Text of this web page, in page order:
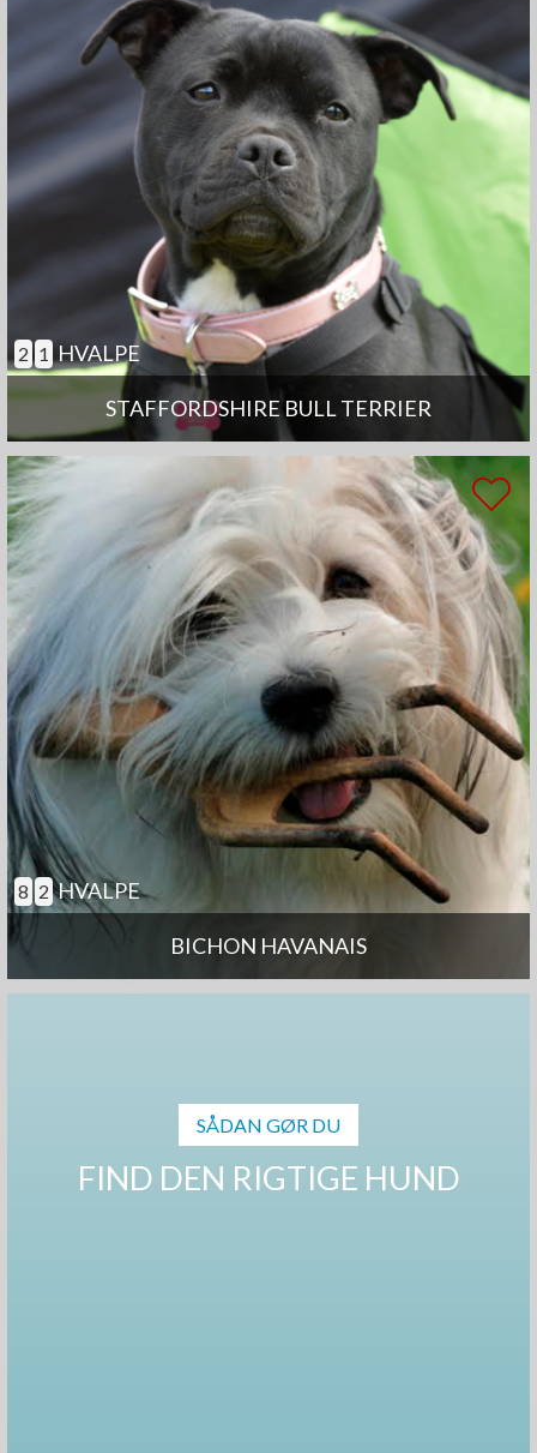
MEGET
MELLEM
SELVSTÆNDIG
GOD TIL AGILITY
GOD TIL ÆLDRE
BØRNEVENLIG
JAGTHUND
BRUGSHUND
GØR SJÆLDENT
STAFFORDSHIRE BULL TERRIER
2 1 HVALPE
BICHON HAVANAIS
8 2 HVALPE
SÅDAN GØR DU
FIND DEN RIGTIGE HUND